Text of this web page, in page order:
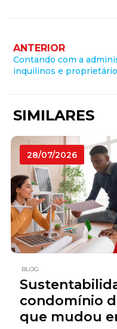
ANTERIOR
Contando com a
inquilinos e
SIMILARES
28/07/2026
BLOG
condomínio
que mudou